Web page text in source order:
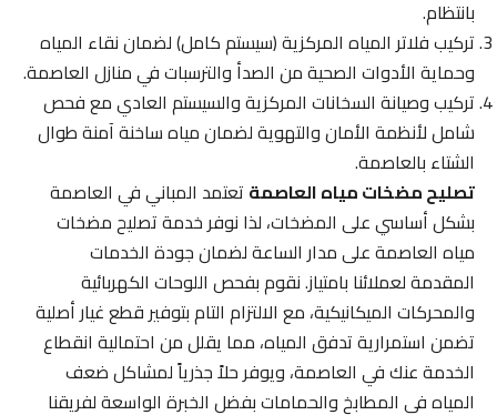
بانتظام.
تركيب فلاتر المياه المركزية (سيستم كامل) لضمان نقاء المياه
وحماية الأدوات الصحية من الصدأ والترسبات في منازل العاصمة.
تركيب وصيانة السخانات المركزية والسيستم العادي مع فحص
شامل لأنظمة الأمان والتهوية لضمان مياه ساخنة آمنة طوال
الشتاء بالعاصمة.
تصليح مضخات مياه العاصمةتعتمد المباني في العاصمة
بشكل أساسي على المضخات، لذا نوفر خدمة تصليح مضخات
مياه العاصمة على مدار الساعة لضمان جودة الخدمات
المقدمة لعملائنا بامتياز. نقوم بفحص اللوحات الكهربائية
والمحركات الميكانيكية، مع الالتزام التام بتوفير قطع غيار أصلية
تضمن استمرارية تدفق المياه، مما يقلل من احتمالية انقطاع
الخدمة عنك في العاصمة، ويوفر حلاً جذرياً لمشاكل ضعف
المياه في المطابخ والحمامات بفضل الخبرة الواسعة لفريقنا